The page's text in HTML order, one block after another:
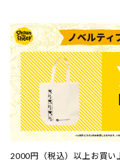
2000円（税込）以上お買い